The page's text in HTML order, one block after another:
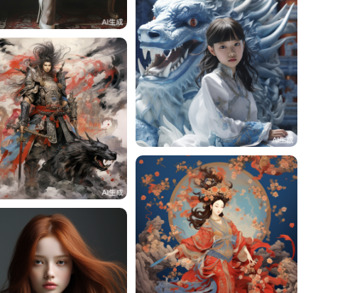
周周周 3
周周周 23